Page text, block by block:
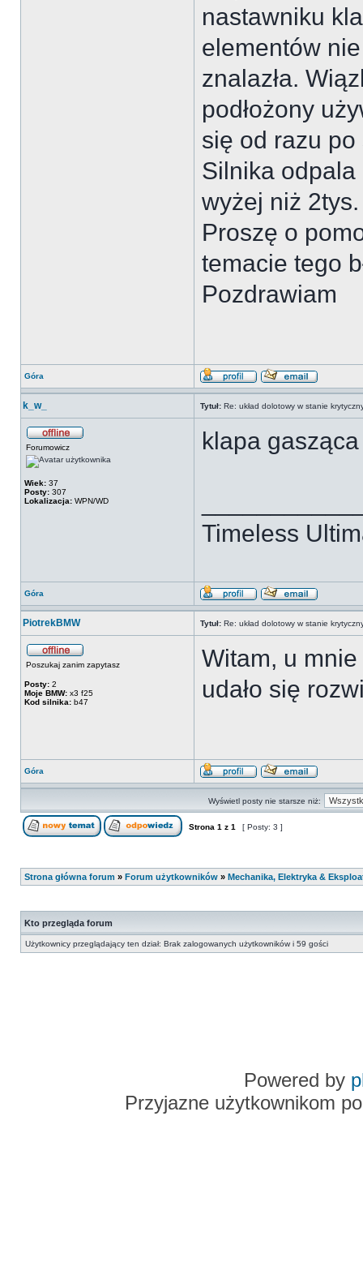
nastawniku
elementów
znalazła.
podłożony
się od razu
Silnika
wyżej niż
Proszę o
temacie tego
Pozdrawiam
Góra
k_w_ Tytuł: Re: układ dolotowy w stanie
Forumowicz
Wiek: 37
Posty: 307
Lokalizacja: WPN/WD
klapa
Timeless
Góra
PiotrekBMW Tytuł: Re: układ dolotowy w stanie
Poszukaj zanim zapytasz
Posty: 2
Moje BMW: x3 f25
Kod silnika: b47
Witam, u mnie
udało się
Góra
Wyświetl posty nie starsze niż:
Strona 1 z 1 [ Posty: 3 ]
Strona główna forum » Forum użytkowników » Mechanika, Elektryka &
Kto przegląda forum
Użytkownicy przeglądający ten dział: Brak zalogowanych użytkowników i 59 gości
Powered by
Przyjazne użytkownikom